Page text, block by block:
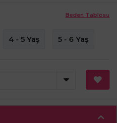
Beden Tablosu
4 - 5 Yaş 5 - 6 Yaş